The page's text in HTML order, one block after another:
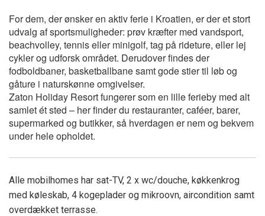
For dem, der ønsker en aktiv ferie i Kroatien, er der et stort
udvalg af sportsmuligheder: prøv kræfter med vandsport,
beachvolley, tennis eller minigolf, tag på rideture, eller lej
cykler og udforsk området. Derudover findes der
fodboldbaner, basketballbane samt gode stier til løb og
gåture i naturskønne omgivelser.
Zaton Holiday Resort fungerer som en lille ferieby med alt
samlet ét sted – her finder du restauranter, caféer, barer,
supermarked og butikker, så hverdagen er nem og bekvem
under hele opholdet.
Alle mobilhomes har sat-TV, 2 x wc/douche, køkkenkrog
med køleskab, 4 kogeplader og mikroovn, aircondition samt
overdækket terrasse.